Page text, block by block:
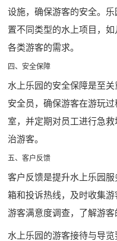
设施，确保游客的安全。
置不同类型的水上项目，
各类游客的需求。
四、安全保障
水上乐园的安全保障是至
安全员，确保游客在游玩
室，并定期对员工进行急
治游客。
五、客户反馈
客户反馈是提升水上乐园
箱和投诉热线，及时收集
游客满意度调查，了解游客
水上乐园的游客接待与导